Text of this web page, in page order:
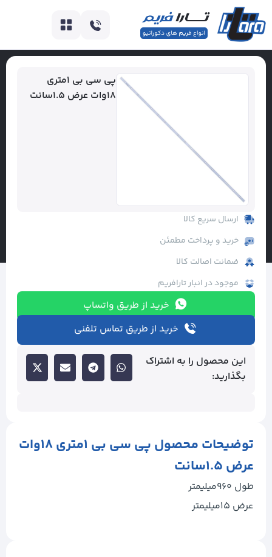
توضیحات محصول پی سی بی ۱متری ۱۸وات
عرض ۱.۵سانت
طول ۹۶۰میلیمتر
عرض ۱۵میلیمتر
پی سی بی ۱متری
۱۸وات عرض ۱.۵سانت
ارسال سریع کالا
خرید و پرداخت مطمئن
ضمانت اصالت کالا
موجود در انبار تارافریم
خرید از طریق واتساپ
خرید از طریق تماس تلفنی
این محصول را به اشتراک
بگذارید: